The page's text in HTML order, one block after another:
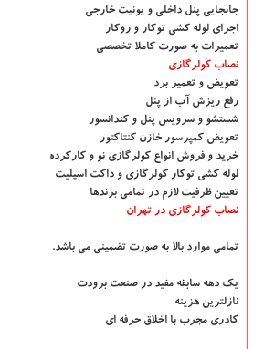
جابجایی پنل داخلی و یونیت خارجی
اجرای لوله کشی توکار و روکار
تعمیرات به صورت کاملا تخصصی
نصاب کولرگازی
تعویض و تعمیر برد
رفع ریزش آب از پنل
شستشو و سرویس پنل و کندانسور
تعویض کمپرسور خازن کنتاکتور
خرید و فروش انواع کولرگازی نو و کارکرده
لوله کشی توکار کولرگازی و داکت اسپلیت
تعیین ظرفیت لازم در تمامی برندها
نصاب کولرگازی در تهران
تمامی موارد بالا به صورت تضمینی می باشد.
یک دهه سابقه مفید در صنعت برودت
نازلترین هزینه
کادری مجرب با اخلاق حرفه ای